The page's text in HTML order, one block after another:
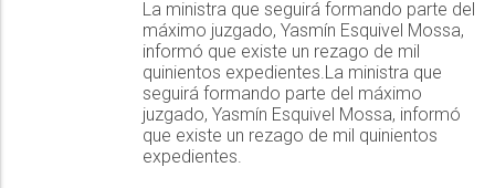
La ministra que seguirá formando parte del
máximo juzgado, Yasmín Esquivel Mossa,
informó que existe un rezago de mil
quinientos expedientes.La ministra que
seguirá formando parte del máximo
juzgado, Yasmín Esquivel Mossa, informó
que existe un rezago de mil quinientos
expedientes.